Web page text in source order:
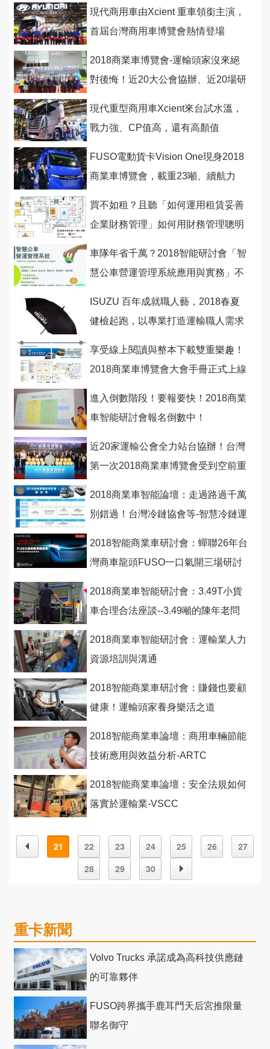
現代商用車由Xcient 重車領銜主演，
首屆台灣商用車博覽會熱情登場
2018商業車博覽會-運輸頭家沒來絕
對後悔！近20大公會協辦、近20場研
現代重型商用車Xcient來台試水溫，
戰力強、CP值高，還有高顏值
FUSO電動貨卡Vision One現身2018
商業車博覽會，載重23噸、續航力
買不如租？且聽「如何運用租賃妥善
企業財務管理」如何用財務管理聰明
車隊年省千萬？2018智能研討會「智
慧公車營運管理系統應用與實務」不
ISUZU 百年成就職人藝，2018春夏
健檢起跑，以專業打造運輸職人需求
享受線上閱讀與整本下載雙重樂趣！
2018商業車博覽會大會手冊正式上線
進入倒數階段！要報要快！2018商業
車智能研討會報名倒數中！
近20家運輸公會全力站台協辦！台灣
第一次2018商業車博覽會受到空前重
2018商業車智能論壇：走過路過千萬
別錯過！台灣冷鏈協會等-智慧冷鏈運
2018智能商業車研討會：蟬聯26年台
灣商車龍頭FUSO一口氣開三場研討
2018商業車智能研討會：3.49T小貨
車合理合法座談--3.49噸的陳年老問
2018商業車智能研討會：運輸業人力
資源培訓與溝通
2018智能商業車研討會：賺錢也要顧
健康！運輸頭家養身樂活之道
2018智能商業車論壇：商用車輛節能
技術應用與效益分析-ARTC
2018智能商業車論壇：安全法規如何
落實於運輸業-VSCC
21 22 23 24 25 26
27
28
29 30
重卡新聞
Volvo Trucks 承諾成為高科技供應鏈
的可靠夥伴
FUSO跨界攜手鹿耳門天后宮推限量
聯名御守